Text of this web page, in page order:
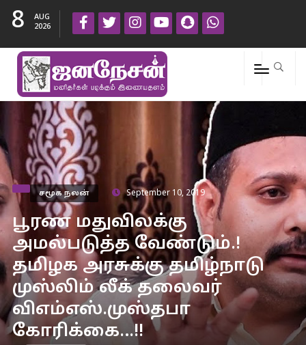
8
AUG
2026
சமூக நலன் September 10, 2019
பூரண மதுவிலக்கு
அமல்படுத்த வேண்டும்.!
தமிழக அரசுக்கு தமிழ்நாடு
முஸ்லிம் லீக் தலைவர்
விஎம்எஸ்.முஸ்தபா
கோரிக்கை…!!